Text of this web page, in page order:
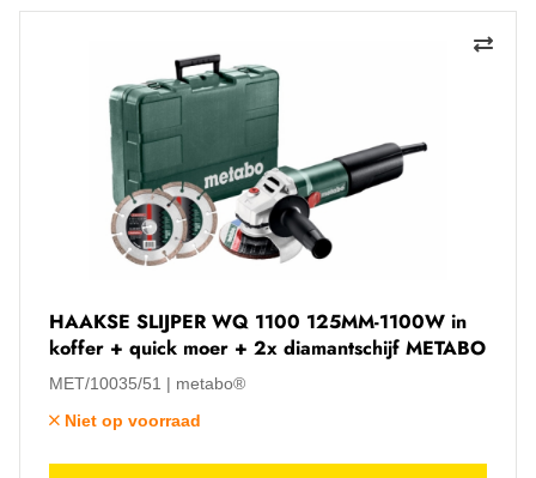
HAAKSE SLIJPER WQ 1100 125MM-1100W in
koffer + quick moer + 2x diamantschijf METABO
MET/10035/51
metabo®
Niet op voorraad